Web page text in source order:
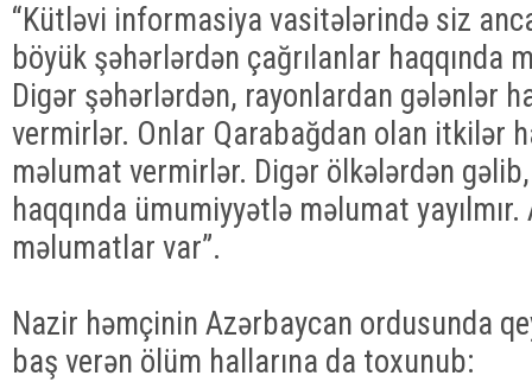
“Kütləvi informasiya vasitələrində siz
böyük şəhərlərdən çağrılanlar haqqında
Digər şəhərlərdən, rayonlardan gələnlər
vermirlər. Onlar Qarabağdan olan itkilər
məlumat vermirlər. Digər ölkələrdən
haqqında ümumiyyətlə məlumat
məlumatlar var”.
Nazir həmçinin Azərbaycan ordusunda
baş verən ölüm hallarına da toxunub: